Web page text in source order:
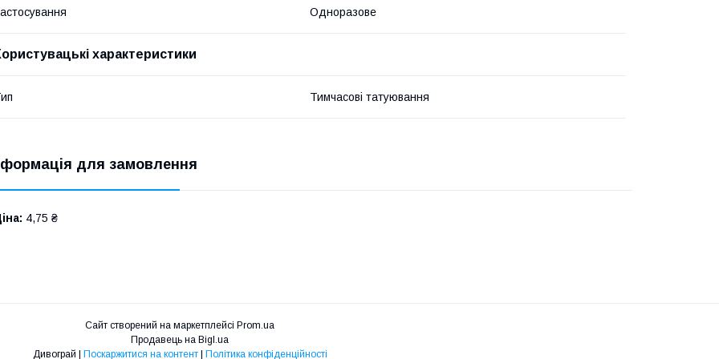
Одноразове
характеристики
Тимчасові татуювання
для замовлення
4,75 ₴
Сайт створений на маркетплейсі Prom.ua
Продавець на Bigl.ua
Дивограй | Поскаржитися на контент | Політика конфіденційності